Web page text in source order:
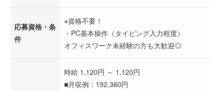
応募資格・条
件
※資格不要！
・PC基本操作（タイピング入力程度）
オフィスワーク未経験の方も大歓迎◎
時給 1,120円 ～ 1,120円
■月収例：192,360円